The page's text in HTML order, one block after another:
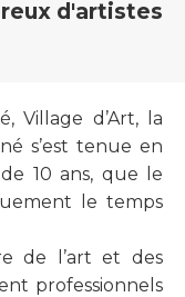
d'artistes
Village d’Art, la
s’est tenue en
10 ans, que le
le temps
de l’art et des
professionnels